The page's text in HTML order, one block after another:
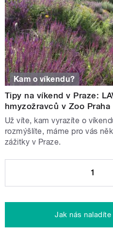
Kam o víkendu?
Tipy na víkend v Praze:
hmyzožravců v Zoo
Už víte, kam vyrazíte o
rozmýšlíte, máme pro vás
zážitky v Praze.
1
Jak nás naladíte